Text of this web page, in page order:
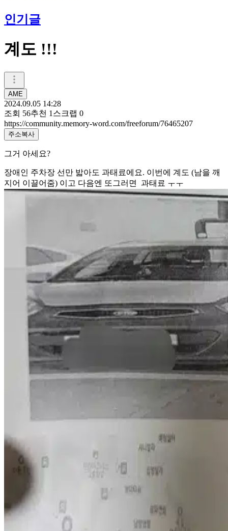
인기글
계도 !!!
AME
2024.09.05 14:28
조회 56추천 1 스크랩 0
https://community.memory-word.com/freeforum/76465207
주소복사
그거 아세요?
장애인 주차장 선만 밟아도 과태료에요. 이번에 계도 (남을 깨
지어 이끌어줌) 이고 다음엔 또그러면 과태료 ㅜㅜ